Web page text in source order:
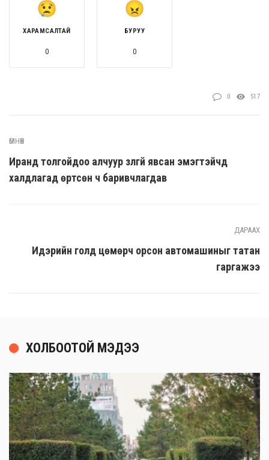
ХАРАМСАЛТАЙ
0
БУРУУ
0
0 517
ӨМНӨХ
Иранд толгойдоо алчуур зүүлгүй явсан эмэгтэйчүүд
халдлагад өртсөн ч баривчлагдав
ДАРААХ
Идэрийн голд цөмөрч орсон автомашиныг татан
гаргажээ
ХОЛБООТОЙ МЭДЭЭ